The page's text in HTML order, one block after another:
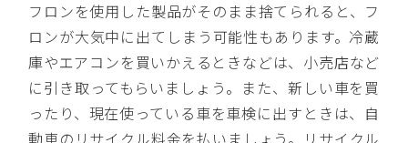
フロンを使用した製品がそのまま捨てられると、フ
ロンが大気中に出てしまう可能性もあります。冷蔵
庫やエアコンを買いかえるときなどは、小売店など
に引き取ってもらいましょう。また、新しい車を買
ったり、現在使っている車を車検に出すときは、自
動車のリサイクル料金を払いましょう。リサイクル